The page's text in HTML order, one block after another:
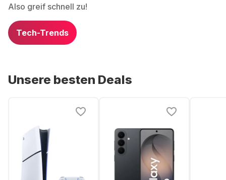
Also greif schnell zu!
Tech-Trends
Unsere besten Deals